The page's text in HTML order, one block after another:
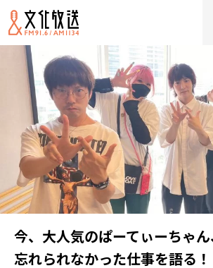
今、大人気のぱーてぃーちゃ
忘れられなかった仕事を語る！